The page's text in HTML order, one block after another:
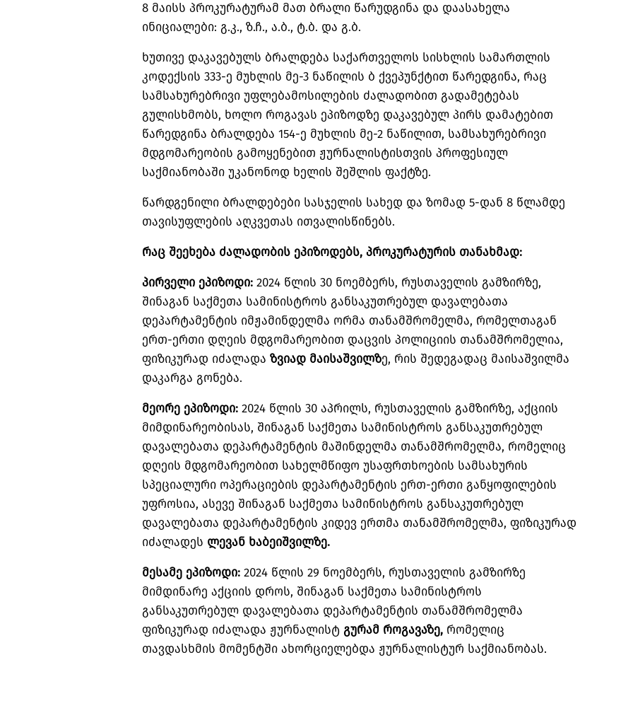
8 მაისს პროკურატურამ მათ ბრალი წარუდგინა და დაასახელა
ინიციალები: გ.კ., ზ.ჩ., ა.ბ., ტ.ბ. და გ.ბ.
ხუთივე დაკავებულს ბრალდება საქართველოს სისხლის სამართლის
კოდექსის 333-ე მუხლის მე-3 ნაწილის ბ ქვეპუნქტით წარედგინა, რაც
სამსახურებრივი უფლებამოსილების ძალადობით გადამეტებას
გულისხმობს, ხოლო როგავას ეპიზოდზე დაკავებულ პირს დამატებით
წარედგინა ბრალდება 154-ე მუხლის მე-2 ნაწილით, სამსახურებრივი
მდგომარეობის გამოყენებით ჟურნალისტისთვის პროფესიულ
საქმიანობაში უკანონოდ ხელის შეშლის ფაქტზე.
წარდგენილი ბრალდებები სასჯელის სახედ და ზომად 5-დან 8 წლამდე
თავისუფლების აღკვეთას ითვალისწინებს.
რაც შეეხება ძალადობის ეპიზოდებს, პროკურატურის თანახმად:
პირველი ეპიზოდი: 2024 წლის 30 ნოემბერს, რუსთაველის გამზირზე,
შინაგან საქმეთა სამინისტროს განსაკუთრებულ დავალებათა
დეპარტამენტის იმჟამინდელმა ორმა თანამშრომელმა, რომელთაგან
ერთ-ერთი დღეის მდგომარეობით დაცვის პოლიციის თანამშრომელია,
ფიზიკურად იძალადა ზვიად მაისაშვილზე, რის შედეგადაც მაისაშვილმა
დაკარგა გონება.
მეორე ეპიზოდი: 2024 წლის 30 აპრილს, რუსთაველის გამზირზე, აქციის
მიმდინარეობისას, შინაგან საქმეთა სამინისტროს განსაკუთრებულ
დავალებათა დეპარტამენტის მაშინდელმა თანამშრომელმა, რომელიც
დღეის მდგომარეობით სახელმწიფო უსაფრთხოების სამსახურის
სპეციალური ოპერაციების დეპარტამენტის ერთ-ერთი განყოფილების
უფროსია, ასევე შინაგან საქმეთა სამინისტროს განსაკუთრებულ
დავალებათა დეპარტამენტის კიდევ ერთმა თანამშრომელმა, ფიზიკურად
იძალადეს ლევან ხაბეიშვილზე.
მესამე ეპიზოდი: 2024 წლის 29 ნოემბერს, რუსთაველის გამზირზე
მიმდინარე აქციის დროს, შინაგან საქმეთა სამინისტროს
განსაკუთრებულ დავალებათა დეპარტამენტის თანამშრომელმა
ფიზიკურად იძალადა ჟურნალისტ გურამ როგავაზე, რომელიც
თავდასხმის მომენტში ახორციელებდა ჟურნალისტურ საქმიანობას.